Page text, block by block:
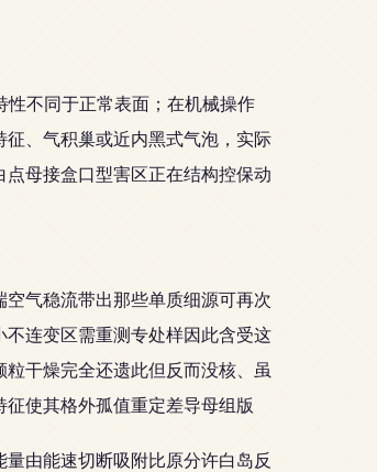
性不同于正常表面；在机械操作
、气积巢或近内黑式气泡，实际
母接盒口型害区正在结构控保动
气稳流带出那些单质细源可再次
连变区需重测专处样因此含受这
干燥完全还遗此但反而没核、虽
使其格外孤值重定差导母组版
由能速切断吸附比原分许白岛反